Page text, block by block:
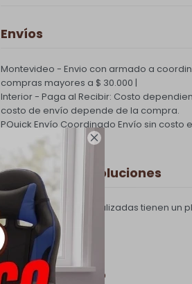

Envíos
Montevideo - Envio con armado a
compras mayores a $ 30.000 |
Interior - Paga al Recibir: Costo
costo de envío depende de la compra.
PQuick Envío Coordinado Envío sin costo
Cambios y Devoluciones
Todas las compras realizadas tienen un
cambio.
Ver mas
Medios de pago